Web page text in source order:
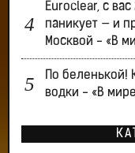
Euroclear, с
паникует — и
Москвой - «В
По беленькой!
водки - «В